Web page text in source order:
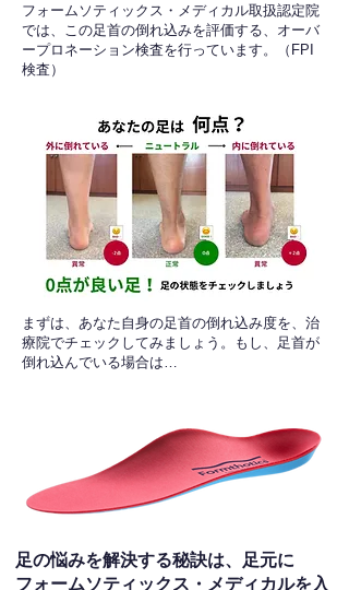
フォームソティックス・メディカル取扱認定院
では、この足首の倒れ込みを評価する、オーバ
ープロネーション検査を行っています。（FPI
検査）​
​まずは、あなた自身の足首の倒れ込み度を、治
療院でチェックしてみましょう。もし、足首が
倒れ込んでいる場合は…
足の悩みを解決する秘訣は、足元に
フォームソティックス・メディカルを入